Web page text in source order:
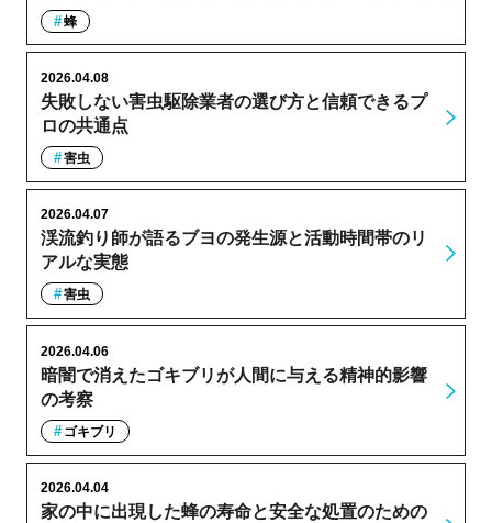
蜂
失敗しない害虫駆除業者の選び方と信頼できるプ
ロの共通点
2026.04.08
害虫
渓流釣り師が語るブヨの発生源と活動時間帯のリ
アルな実態
2026.04.07
害虫
暗闇で消えたゴキブリが人間に与える精神的影響
の考察
2026.04.06
ゴキブリ
家の中に出現した蜂の寿命と安全な処置のための
2026.04.04